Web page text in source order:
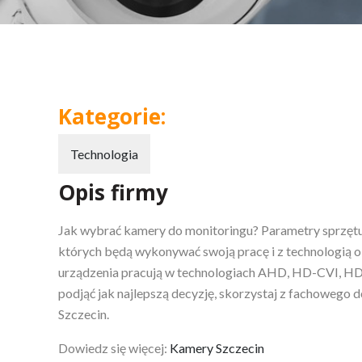
Kategorie:
Technologia
Opis firmy
Jak wybrać kamery do monitoringu? Parametry
których będą wykonywać swoją pracę i z technologią
urządzenia pracują w technologiach AHD, HD-CVI,
podjąć jak najlepszą decyzję, skorzystaj z fachowego
Szczecin.
Dowiedz się więcej: Kamery Szczecin